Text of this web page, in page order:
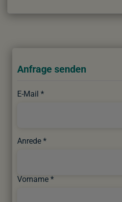
Anfrage senden
E-Mail
Anrede
Vorname